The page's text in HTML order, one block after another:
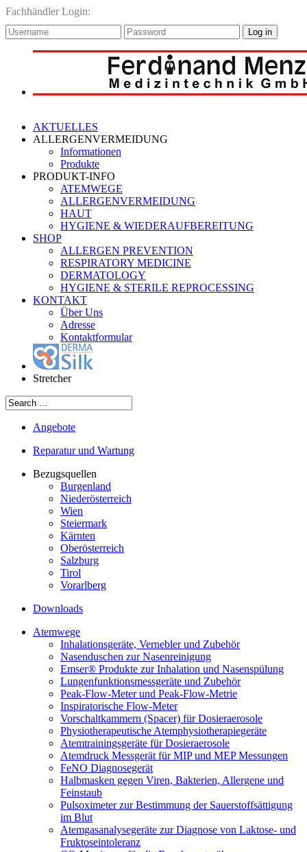
Fachhändler Login:
Log in
AKTUELLES
ALLERGENVERMEIDUNG
Informationen
Produkte
PRODUKT-INFO
ATEMWEGE
ALLERGENVERMEIDUNG
HAUT
HYGIENE & WIEDERAUFBEREITUNG
SHOP
ALLERGEN PREVENTION
RESPIRATORY MEDICINE
DERMATOLOGY
HYGIENE & STERILE REPROCESSING
KONTAKT
Über Uns
Adresse
Kontaktformular
Stretcher
Angebote
Reparatur und Wartung
Bezugsquellen
Burgenland
Niederösterreich
Wien
Steiermark
Kärnten
Oberösterreich
Salzburg
Tirol
Vorarlberg
Downloads
Atemwege
Inhalationsgeräte, Vernebler und Zubehör
Nasenduschen zur Nasenreinigung
Emser® Produkte zur Inhalation und Nasenspülung
Lungenfunktionsmessgeräte und Zubehör
Peak-Flow-Meter und Peak-Flow-Metrie
Inspiratorische Flow-Meter
Vorschaltkammern (Spacer) für Dosieraerosole
Physiotherapeutische Atemphysiotherapiegeräte
Atemtrainingsgeräte für Dosieraerosole
Atemdruck Messgerät für MIP und MEP Messungen
FeNO Diagnosegerät
Halbmasken gegen Viren, Bakterien, Allergene und
Feinstaub
Pulsoximeter zur Bestimmung der Sauerstoffsättigung
im Blut
Atemgasanalysegeräte zur Diagnose von Laktose- und
Fruktoseintoleranz